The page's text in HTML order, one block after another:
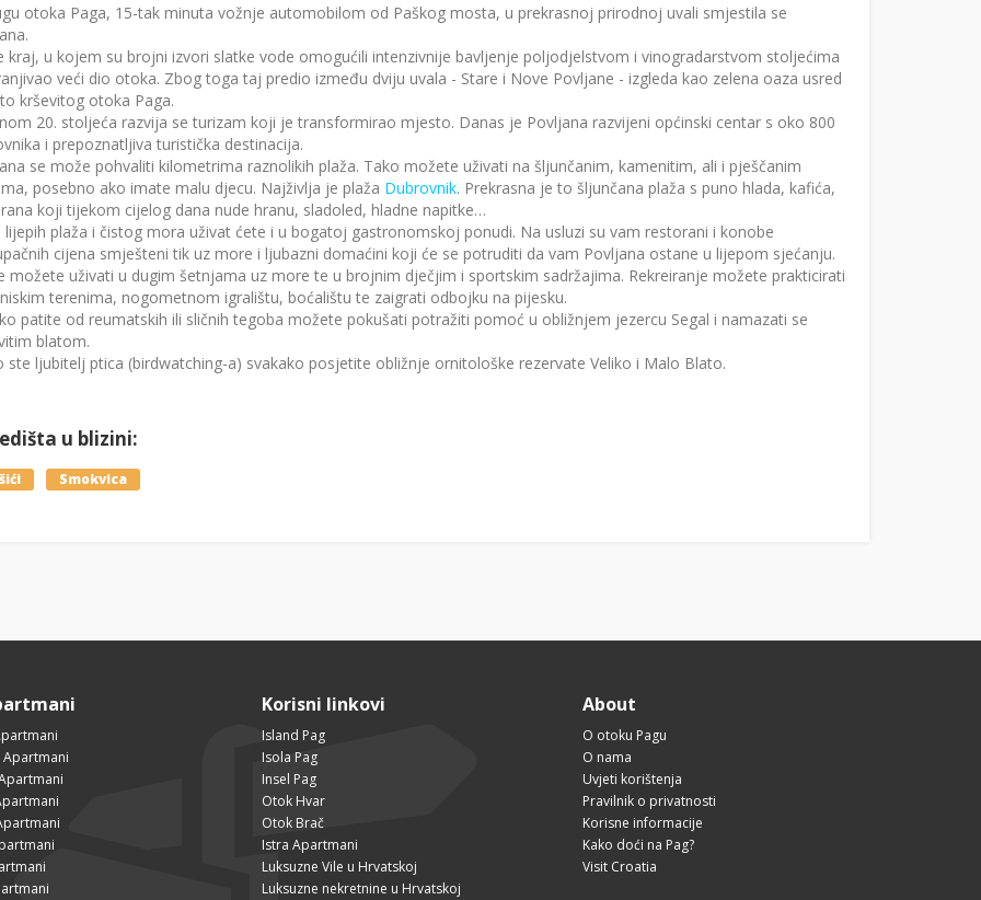
otoka Paga, 15-tak minuta vožnje automobilom od Paškog mosta, u prekrasnoj prirodnoj uvali smjestila se
kraj, u kojem su brojni izvori slatke vode omogućili intenzivnije bavljenje poljodjelstvom i vinogradarstvom stoljećima
veći dio otoka. Zbog toga taj predio između dviju uvala - Stare i Nove Povljane - izgleda kao zelena oaza usred
krševitog otoka Paga.
20. stoljeća razvija se turizam koji je transformirao mjesto. Danas je Povljana razvijeni općinski centar s oko 800
i prepoznatljiva turistička destinacija.
se može pohvaliti kilometrima raznolikih plaža. Tako možete uživati na šljunčanim, kamenitim, ali i pješčanim
posebno ako imate malu djecu. Najživlja je plaža Dubrovnik. Prekrasna je to šljunčana plaža s puno hlada, kafića,
koji tijekom cijelog dana nude hranu, sladoled, hladne napitke…
lijepih plaža i čistog mora uživat ćete i u bogatoj gastronomskoj ponudi. Na usluzi su vam restorani i konobe
cijena smješteni tik uz more i ljubazni domaćini koji će se potruditi da vam Povljana ostane u lijepom sjećanju.
možete uživati u dugim šetnjama uz more te u brojnim dječjim i sportskim sadržajima. Rekreiranje možete prakticirati
terenima, nogometnom igralištu, boćalištu te zaigrati odbojku na pijesku.
patite od reumatskih ili sličnih tegoba možete pokušati potražiti pomoć u obližnjem jezercu Segal i namazati se
blatom.
ste ljubitelj ptica (birdwatching-a) svakako posjetite obližnje ornitološke rezervate Veliko i Malo Blato.
u blizini:
Smokvica
Apartmani
Korisni linkovi
Island Pag
Isola Pag
Insel Pag
Otok Hvar
Otok Brač
Istra Apartmani
Luksuzne Vile u Hrvatskoj
Luksuzne nekretnine u Hrvatskoj
About
O otoku Pagu
O nama
Uvjeti korištenja
Pravilnik o privatnosti
Korisne informacije
Kako doći na Pag?
Visit Croatia